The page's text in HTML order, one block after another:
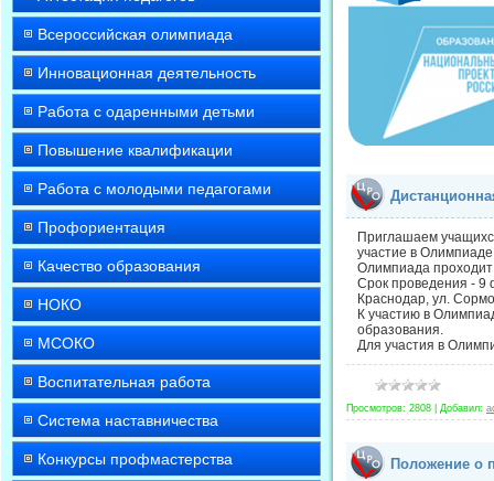
Всероссийская олимпиада
Инновационная деятельность
Работа с одаренными детьми
Повышение квалификации
Работа с молодыми педагогами
Профориентация
Качество образования
НОКО
МСОКО
Воспитательная работа
Система наставничества
Конкурсы профмастерства
Приглашаем
участие в
Олимпиада
Срок проведения - 9
Краснодар, ул.
К участию в
образования.
Для участия в
Просмотров: 2808 Добавил:
Положение о